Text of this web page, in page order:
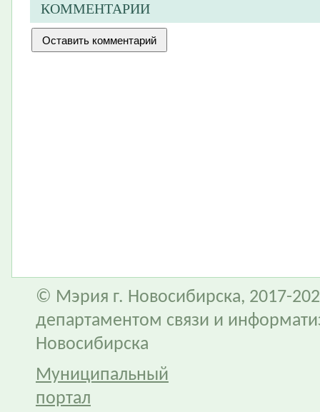
КОММЕНТАРИИ
© Мэрия г. Новосибирска, 2017-
департаментом связи и
Новосибирска
Муниципальный
портал